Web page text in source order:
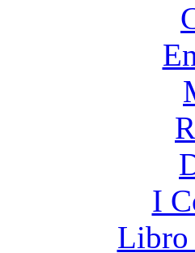
I
Libro